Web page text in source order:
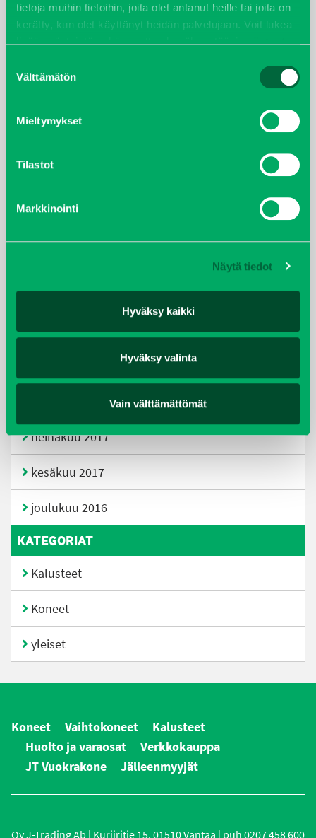
tietoja muihin tietoihin, joita olet antanut heille tai joita on
kerätty, kun olet käyttänyt heidän palvelujaan. Voit lukea
lisää evästeistä sekä muuttaa hyväksyntääsievästeet
valinta
Välttämätön
Mieltymykset
Tilastot
Markkinointi
Näytä tiedot
Hyväksy kaikki
Hyväksy valinta
Vain välttämättömät
helmikuu 2022
joulukuu 2021
lokakuu 2021
kesäkuu 2021
helmikuu 2019
elokuu 2018
heinäkuu 2017
kesäkuu 2017
joulukuu 2016
KATEGORIAT
Kalusteet
Koneet
yleiset
Koneet Vaihtokoneet
Kalusteet
Huolto ja varaosat
Verkkokauppa
JT Vuokrakone
Jälleenmyyjät
Oy J-Trading Ab | Kuriiritie 15, 01510 Vantaa | puh 0207 458 600